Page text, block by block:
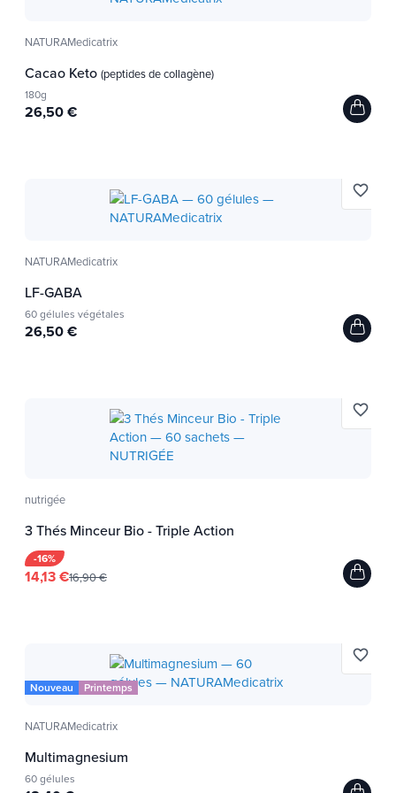
NATURAMedicatrix
Cacao Keto (peptides de collagène)
180g
26,50 €
NATURAMedicatrix
LF-GABA
60 gélules végétales
26,50 €
favorite_border
nutrigée
3 Thés Minceur Bio - Triple Action
-16%
14,13 €16,90 €
favorite_border
Nouveau Printemps
NATURAMedicatrix
Multimagnesium
60 gélules
favorite_border